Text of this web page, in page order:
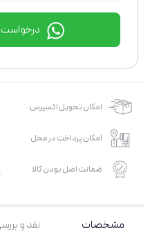
درخواست
امکان تحویل اکسپرس
امکان پرداخت در محل
ضمانت اصل بودن کالا
مشخصات نقد و